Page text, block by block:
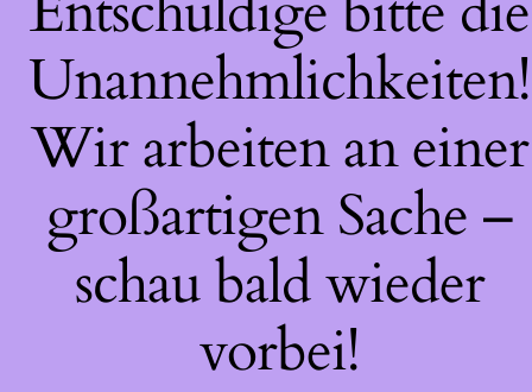
Unannehmlichkeiten!
Wir arbeiten an einer
großartigen Sache –
schau bald wieder
vorbei!